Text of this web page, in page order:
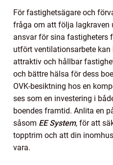
För fastighetsägare och
fråga om att följa lagkraven
ansvar för sina fastigheters
utfört ventilationsarbete
attraktiv och hållbar
och bättre hälsa för dess
OVK-besiktning hos en
ses som en investering i
boendes framtid. Anlita en
såsom EE System, för att
topptrim och att din
vara.